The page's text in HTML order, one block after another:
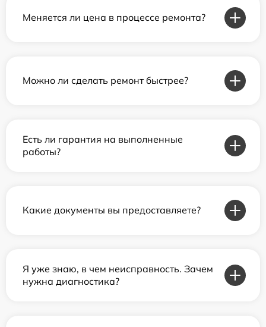
Меняется ли цена в процессе ремонта?
Можно ли сделать ремонт быстрее?
Есть ли гарантия на выполненные
работы?
Какие документы вы предоставляете?
Я уже знаю, в чем неисправность. Зачем
нужна диагностика?